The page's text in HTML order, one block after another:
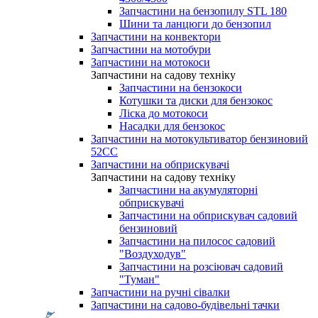
Запчастини на бензопилу STL 180
Шини та ланцюги до бензопил
Запчастини на конвектори
Запчастини на мотобури
Запчастини на мотокоси
Запчастини на садову техніку
Запчастини на бензокоси
Котушки та диски для бензокос
Ліска до мотокоси
Насадки для бензокос
Запчастини на мотокультиватор бензиновий
52СС
Запчастини на обприскувачі
Запчастини на садову техніку
Запчастини на акумуляторні
обприскувачі
Запчастини на обприскувач садовий
бензиновий
Запчастини на пилосос садовий
"Воздуходув"
Запчастини на розсіювач садовий
"Туман"
Запчастини на ручні сівалки
Запчастини на садово-будівельні тачки